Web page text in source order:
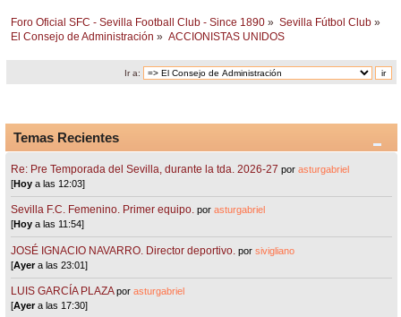
Foro Oficial SFC - Sevilla Football Club - Since 1890 » Sevilla Fútbol Club »
El Consejo de Administración » ACCIONISTAS UNIDOS
Ir a:
Temas Recientes
Re: Pre Temporada del Sevilla, durante la tda. 2026-27 porasturgabriel
[Hoy a las 12:03]
Sevilla F.C. Femenino. Primer equipo. porasturgabriel
[Hoy a las 11:54]
JOSÉ IGNACIO NAVARRO. Director deportivo. porsivigliano
[Ayera las 23:01]
LUIS GARCÍA PLAZA porasturgabriel
[Ayera las 17:30]